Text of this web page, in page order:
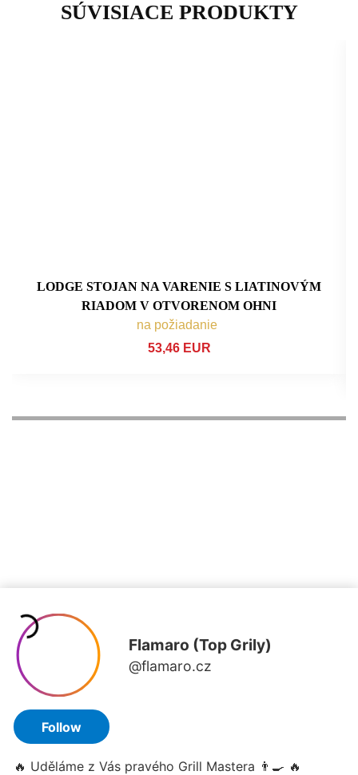
SÚVISIACE PRODUKTY
LODGE STOJAN NA VARENIE S LIATINOVÝM
RIADOM V OTVORENOM OHNI
na požiadanie
53,46 EUR